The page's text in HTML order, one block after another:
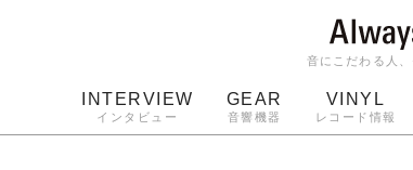
音にこだわる人
INTERVIEW
インタビュー
GEAR
音響機器
VINYL
レコード情報